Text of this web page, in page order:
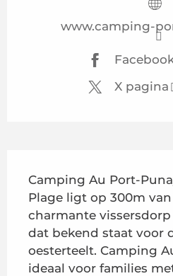
www.camping-
X pagina
Camping Au Port-
Plage ligt op 300m
charmante
dat bekend staat voor
oesterteelt. Camping
ideaal voor families